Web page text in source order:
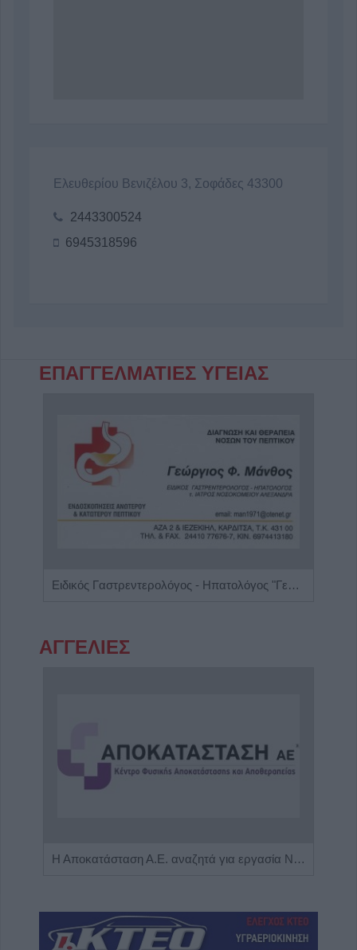
Ελευθερίου Βενιζέλου 3, Σοφάδες 43300
2443300524
6945318596
ΕΠΑΓΓΕΛΜΑΤΙΕΣ ΥΓΕΙΑΣ
Ειδικός Γαστρεντερολόγος - Ηπατολόγος "Γεώργιος Μάνθος"
ΑΓΓΕΛΙΕΣ
Η Αποκατάσταση Α.Ε. αναζητά για εργασία Νοσηλευτές και Βοηθούς Νοσηλευτές